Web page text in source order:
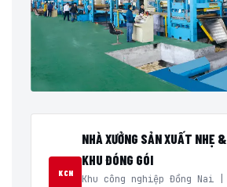
KCN
NHÀ XƯỞNG SẢN XUẤT NHẸ &
KHU ĐÓNG GÓI
Khu công nghiệp Đồng Nai |